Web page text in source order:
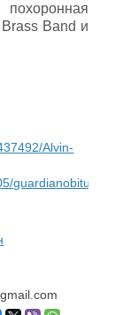
Band и
Alvin-